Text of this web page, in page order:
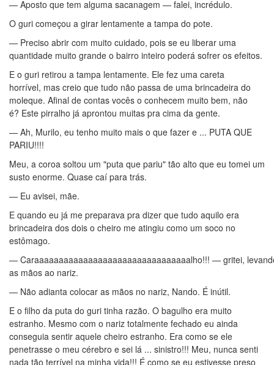
— Aposto que tem alguma sacanagem — falei, incrédulo.
O guri começou a girar lentamente a tampa do pote.
— Preciso abrir com muito cuidado, pois se eu liberar uma
quantidade muito grande o bairro inteiro poderá sofrer os efeitos.
E o guri retirou a tampa lentamente. Ele fez uma careta
horrível, mas creio que tudo não passa de uma brincadeira do
moleque. Afinal de contas vocês o conhecem muito bem, não
é? Este pirralho já aprontou muitas pra cima da gente.
— Ah, Murilo, eu tenho muito mais o que fazer e ... PUTA QUE
PARIU!!!!
Meu, a coroa soltou um "puta que pariu" tão alto que eu tomei um
susto enorme. Quase caí para trás.
— Eu avisei, mãe.
E quando eu já me preparava pra dizer que tudo aquilo era
brincadeira dos dois o cheiro me atingiu como um soco no
estômago.
— Caraaaaaaaaaaaaaaaaaaaaaaaaaaaaaaaalho!!! — gritei,
as mãos ao nariz.
— Não adianta colocar as mãos no nariz, Nando. É inútil.
E o filho da puta do guri tinha razão. O bagulho era muito
estranho. Mesmo com o nariz totalmente fechado eu ainda
conseguia sentir aquele cheiro estranho. Era como se ele
penetrasse o meu cérebro e sei lá ... sinistro!!! Meu, nunca senti
nada tão terrível na minha vida!!! É como se eu estivesse preso